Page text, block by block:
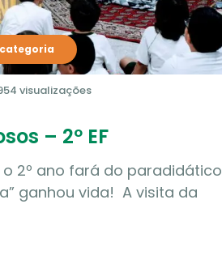
visualizações
– 2º EF
2º ano fará do paradidático
ganhou vida! A visita da